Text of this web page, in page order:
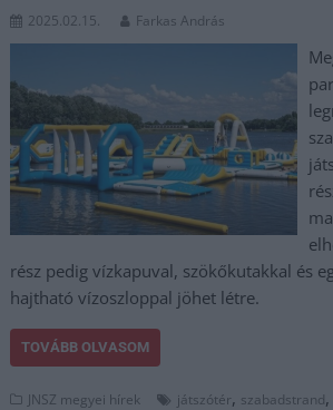
2025.02.15. Farkas András
rész pedig vízkapuval, szökőkutakkal és
hajtható vízoszloppal jöhet létre.
TOVÁBB OLVASOM
JNSZ megyei hírek játszótér, szabadstrand,